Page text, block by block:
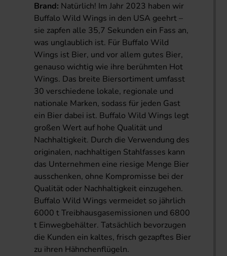
Brand: Natürlich! Im Jahr 2023 haben wir
Buffalo Wild Wings in den USA geehrt –
sie zapfen alle 35,7 Sekunden ein Fass an,
was unglaublich ist. Für Buffalo Wild
Wings ist Bier, und vor allem gutes Bier,
genauso wichtig wie ihre berühmten Hot
Wings. Das breite Biersortiment umfasst
30 verschiedene lokale, regionale und
nationale Marken, sodass für jeden Gast
ein Bier dabei ist. Buffalo Wild Wings legt
großen Wert auf hohe Qualität und
Nachhaltigkeit. Durch die Verwendung des
originalen, nachhaltigen Stahlfasses kann
das Unternehmen eine riesige Menge Bier
ausschenken, ohne Kompromisse bei der
Qualität oder Nachhaltigkeit einzugehen.
Buffalo Wild Wings vermeidet so jährlich
6000 t Treibhausgasemissionen und 6800
t Einwegbehälter. Tatsächlich bevorzugen
die Kunden ein kaltes, frisch gezapftes Bier
zu ihren Hähnchenflügeln.